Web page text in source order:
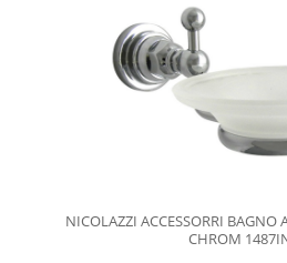
NICOLAZZI ACCESSORRI BAGNO
CHROM